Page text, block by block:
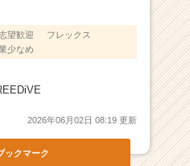
ックマーク
望歓迎
フレックス
少なめ
2026年06月02日 08:19 更新